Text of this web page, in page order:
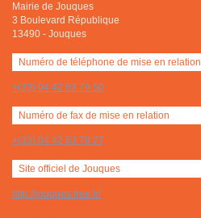
Mairie de Jouques
3 Boulevard République
13490 - Jouques
Numéro de téléphone de mise en relation
+(33) 04 42 63 79 50
Numéro de fax de mise en relation
+(33) 04 42 63 78 27
Site officiel de Jouques
http://jouques.free.fr/